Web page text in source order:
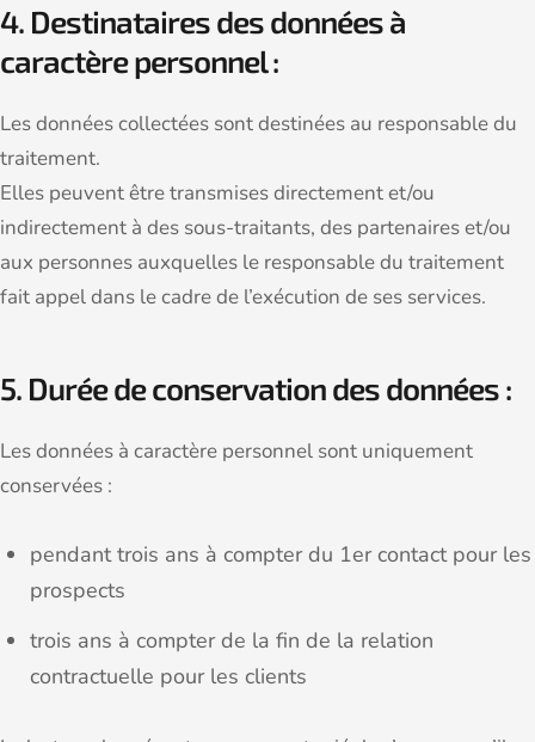
4. Destinataires des données à
caractère personnel :
Les données collectées sont destinées au responsable du
traitement.
Elles peuvent être transmises directement et/ou
indirectement à des sous-traitants, des partenaires et/ou
aux personnes auxquelles le responsable du traitement
fait appel dans le cadre de l’exécution de ses services.
5. Durée de conservation des données :
Les données à caractère personnel sont uniquement
conservées :
pendant trois ans à compter du 1er contact pour les
prospects
trois ans à compter de la fin de la relation
contractuelle pour les clients